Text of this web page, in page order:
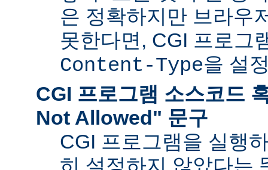
은 정확하지만 브라우
못한다면, CGI 프로그
Content-Type을 설
CGI 프로그램 소스코드
Not Allowed" 문구
CGI 프로그램을 실행
히 설정하지 않았다는